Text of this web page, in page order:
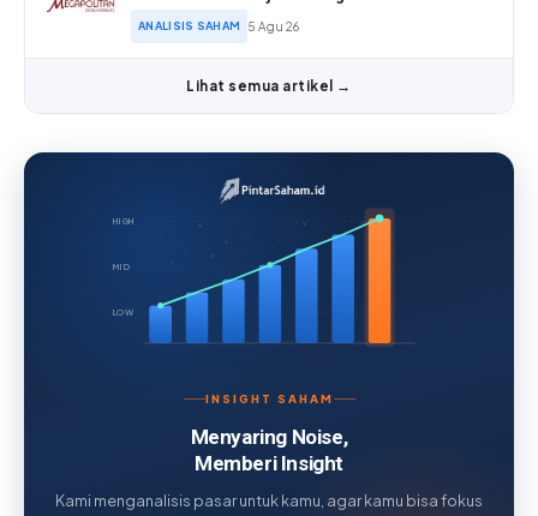
ANALISIS SAHAM 5 Agu 26
Lihat semua artikel →
HIGH
MID
LOW
INSIGHT SAHAM
Menyaring Noise,
Memberi Insight
Kami menganalisis pasar untuk kamu, agar kamu bisa fokus